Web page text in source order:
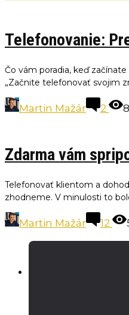
Telefonovanie:
Čo vám poradia, keď
„Začnite telefonovať svojim
Martin Mažár 2
Zdarma vám
Telefonovať klientom a
zhodneme. V minulosti to
Martin Mažár 12